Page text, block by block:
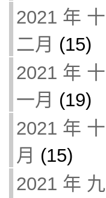
2021 年 十
二月 (15)
2021 年 十
一月 (19)
2021 年 十
月 (15)
2021 年 九